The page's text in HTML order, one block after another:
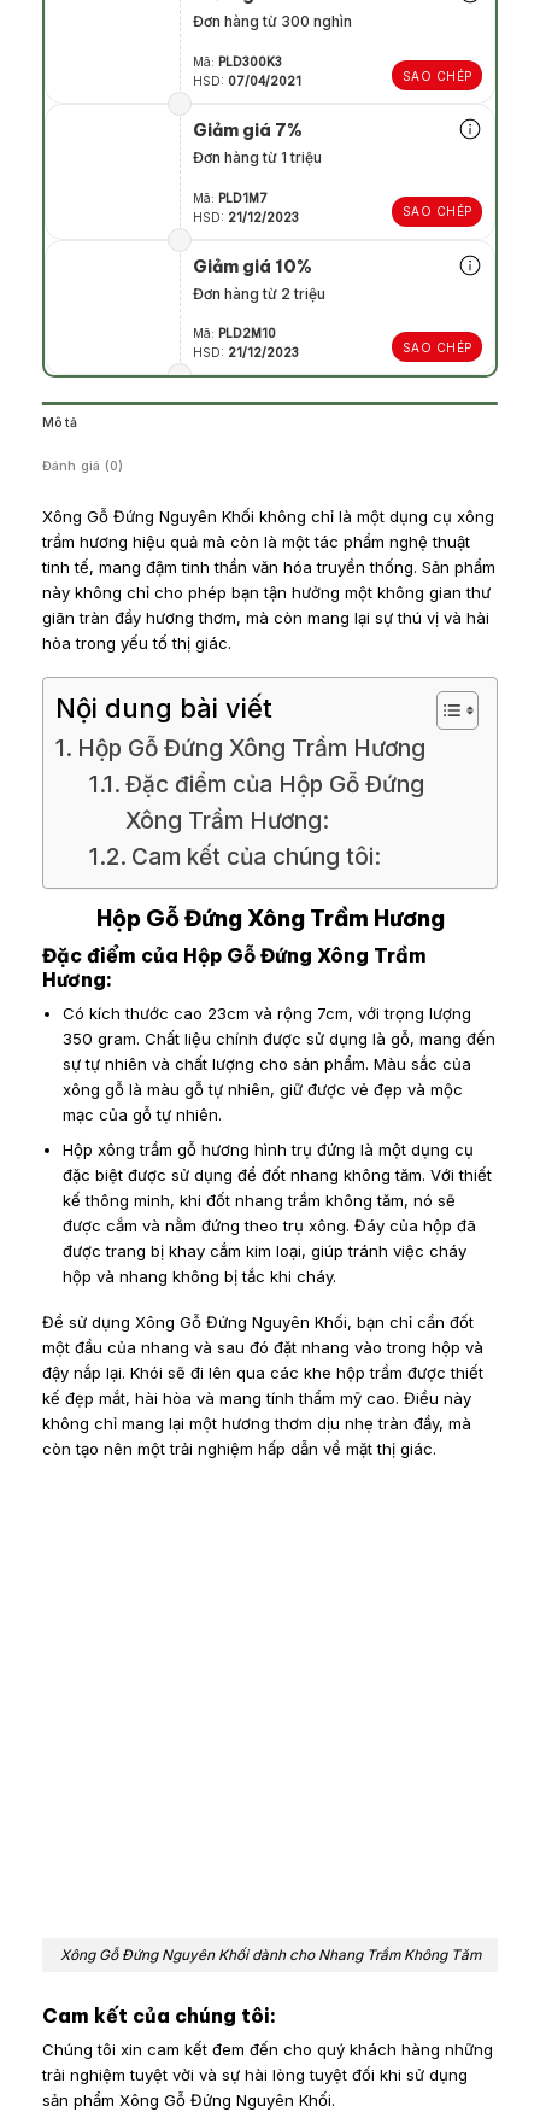
Đơn hàng từ 300 nghìn
Mã: PLD300K3
HSD: 07/04/2021 SAO CHÉP
Giảm giá 7%
Đơn hàng từ 1 triệu
Mã: PLD1M7
HSD: 21/12/2023 SAO CHÉP
Giảm giá 10%
Đơn hàng từ 2 triệu
Mã: PLD2M10
HSD: 21/12/2023 SAO CHÉP
Mô tả
Đánh giá (0)
Xông Gỗ Đứng Nguyên Khối không chỉ là một dụng cụ xông
trầm hương hiệu quả mà còn là một tác phẩm nghệ thuật
tinh tế, mang đậm tinh thần văn hóa truyền thống. Sản phẩm
này không chỉ cho phép bạn tận hưởng một không gian thư
giãn tràn đầy hương thơm, mà còn mang lại sự thú vị và hài
hòa trong yếu tố thị giác.
Nội dung bài viết
Hộp Gỗ Đứng Xông Trầm Hương
Đặc điểm của Hộp Gỗ Đứng
Xông Trầm Hương:
Cam kết của chúng tôi:
Hộp Gỗ Đứng Xông Trầm Hương
Đặc điểm của Hộp Gỗ Đứng Xông Trầm
Hương:
Có kích thước cao 23cm và rộng 7cm, với trọng lượng
350 gram. Chất liệu chính được sử dụng là gỗ, mang đến
sự tự nhiên và chất lượng cho sản phẩm. Màu sắc của
xông gỗ là màu gỗ tự nhiên, giữ được vẻ đẹp và mộc
mạc của gỗ tự nhiên.
Hộp xông trầm gỗ hương hình trụ đứng là một dụng cụ
đặc biệt được sử dụng để đốt nhang không tăm. Với thiết
kế thông minh, khi đốt nhang trầm không tăm, nó sẽ
được cắm và nằm đứng theo trụ xông. Đáy của hộp đã
được trang bị khay cắm kim loại, giúp tránh việc cháy
hộp và nhang không bị tắc khi cháy.
Để sử dụng Xông Gỗ Đứng Nguyên Khối, bạn chỉ cần đốt
một đầu của nhang và sau đó đặt nhang vào trong hộp và
đậy nắp lại. Khói sẽ đi lên qua các khe hộp trầm được thiết
kế đẹp mắt, hài hòa và mang tính thẩm mỹ cao. Điều này
không chỉ mang lại một hương thơm dịu nhẹ tràn đầy, mà
còn tạo nên một trải nghiệm hấp dẫn về mặt thị giác.
Xông Gỗ Đứng Nguyên Khối dành cho Nhang Trầm Không Tăm
Cam kết của chúng tôi:
Chúng tôi xin cam kết đem đến cho quý khách hàng những
trải nghiệm tuyệt vời và sự hài lòng tuyệt đối khi sử dụng
sản phẩm Xông Gỗ Đứng Nguyên Khối.